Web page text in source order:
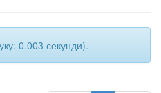
0.003 секунди).